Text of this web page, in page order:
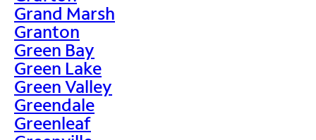
Grand Marsh
Granton
Green Bay
Green Lake
Green Valley
Greendale
Greenleaf